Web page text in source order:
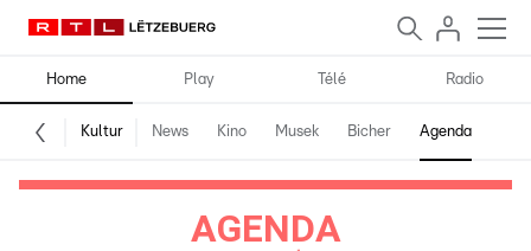
Home Play Télé Radio
Kultur News Kino Musek Bicher Agenda
AGENDA